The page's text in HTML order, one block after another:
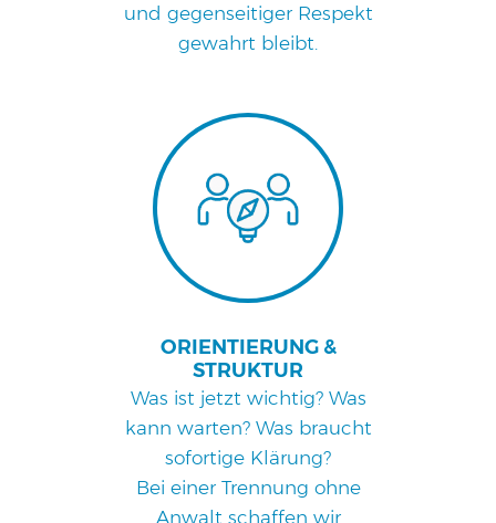
und gegenseitiger Respekt
gewahrt bleibt.
ORIENTIERUNG &
STRUKTUR
Was ist jetzt wichtig? Was
kann warten? Was braucht
sofortige Klärung?
Bei einer Trennung ohne
Anwalt schaffen wir
IMPRESSUM
ONE BILLION DOLLAR HEART METHODE
SPENDEN